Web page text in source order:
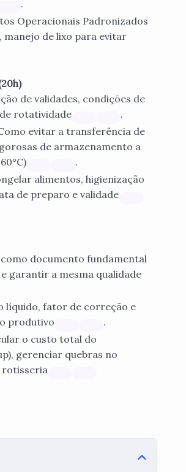
.
Operacionais Padronizados
manejo de lixo para evitar
de validades, condições de
rotatividade
.
evitar a transferência de
de armazenamento a
.
alimentos, higienização
de preparo e validade
documento fundamental
garantir a mesma qualidade
líquido, fator de correção e
produtivo
.
o custo total do
gerenciar quebras no
rotisseria